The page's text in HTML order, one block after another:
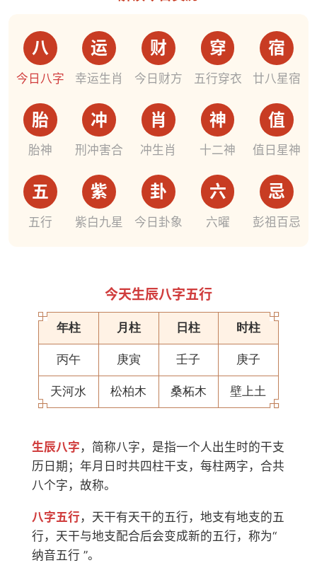
八
今日八字
运
幸运生肖
财
今日财方
穿
五行穿衣
宿
廿八星宿
胎
胎神
冲
刑冲害合
肖
冲生肖
神
十二神
值
值日星神
五
五行
紫
紫白九星
卦
今日卦象
六
六曜
忌
彭祖百忌
今天生辰八字五行
年柱 月柱 日柱 时柱
丙午 庚寅 壬子 庚子
天河水 松柏木 桑柘木 壁上土
生辰八字 ，简称八字，是指一个人出生时的干支
历日期；年月日时共四柱干支，每柱两字，合共
八个字，故称。
八字五行 ，天干有天干的五行，地支有地支的五
行，天干与地支配合后会变成新的五行，称为“
纳音五行 ”。